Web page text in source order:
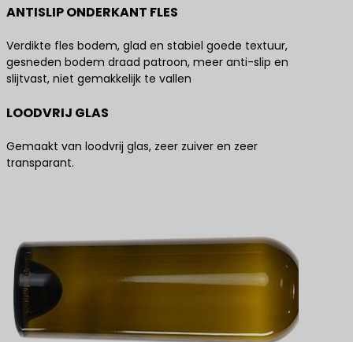
ANTISLIP ONDERKANT FLES
Verdikte fles bodem, glad en stabiel goede textuur,
gesneden bodem draad patroon, meer anti-slip en
slijtvast, niet gemakkelijk te vallen
LOODVRIJ GLAS
Gemaakt van loodvrij glas, zeer zuiver en zeer
transparant.